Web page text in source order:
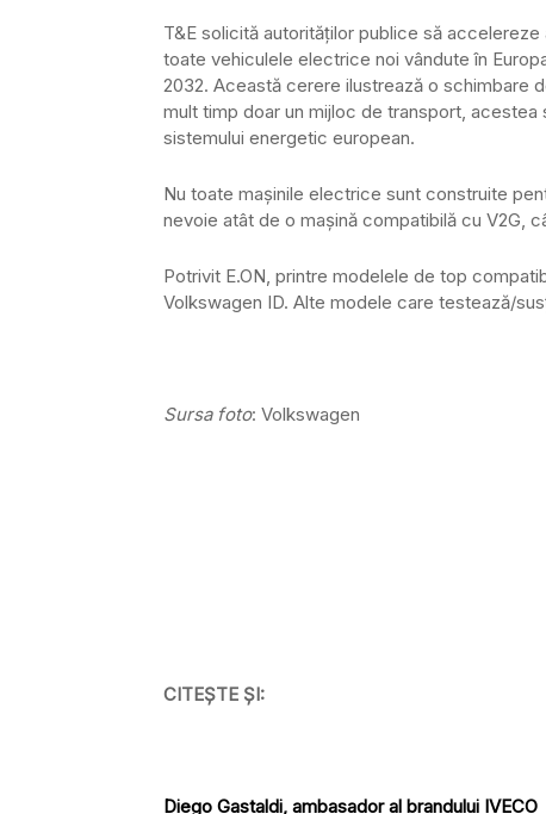
T&E solicită autorităților publice să
toate vehiculele electrice noi vândute în
2032. Această cerere ilustrează o schimbare
mult timp doar un mijloc de transport,
sistemului energetic european.
Nu toate mașinile electrice sunt construite
nevoie atât de o mașină compatibilă cu V2G,
Potrivit E.ON, printre modelele de top
Volkswagen ID. Alte modele care testează/
Sursa foto: Volkswagen
CITEȘTE ȘI:
Diego Gastaldi, ambasador al brandului IVECO